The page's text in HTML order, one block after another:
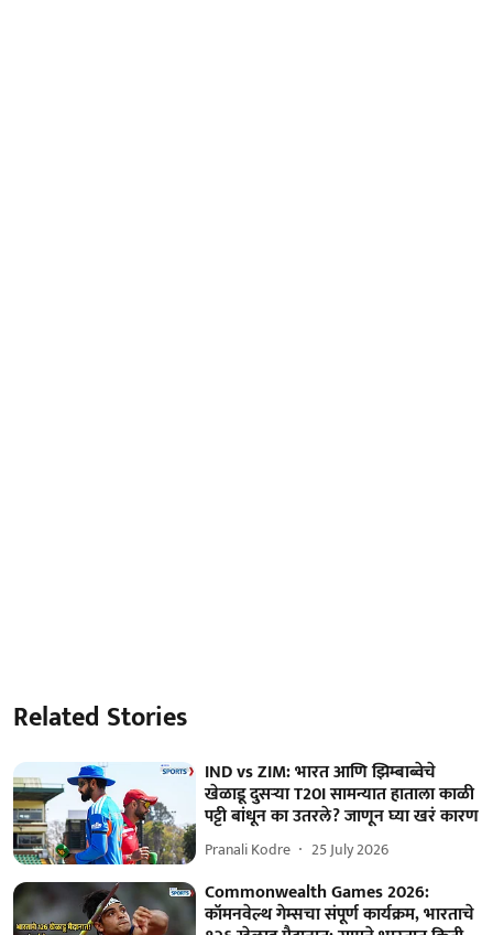
Related Stories
IND vs ZIM: भारत आणि झिम्बाब्वेचे
खेळाडू दुसऱ्या T20I सामन्यात हाताला काळी
पट्टी बांधून का उतरले? जाणून घ्या खरं कारण
Pranali Kodre 25 July 2026
Commonwealth Games 2026:
कॉमनवेल्थ गेम्सचा संपूर्ण कार्यक्रम, भारताचे